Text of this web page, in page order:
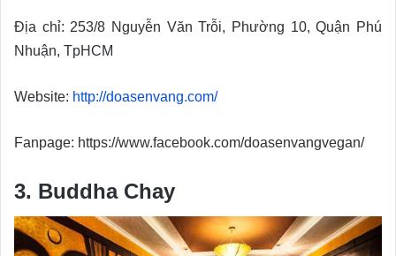
Địa chỉ: 253/8 Nguyễn Văn Trỗi, Phường 10, Quận Phú
Nhuận, TpHCM
Website: http://doasenvang.com/
Fanpage: https://www.facebook.com/doasenvangvegan/
3. Buddha Chay